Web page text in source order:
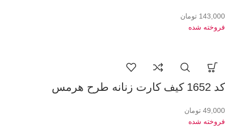
143,000 تومان
فروخته شده
کد 1652 کیف کارت زنانه طرح هرمس
49,000 تومان
فروخته شده